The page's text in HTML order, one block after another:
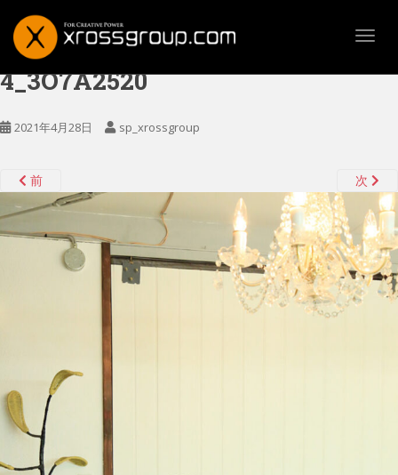
4_3O7A2520
2021年4月28日 sp_xrossgroup
前 次